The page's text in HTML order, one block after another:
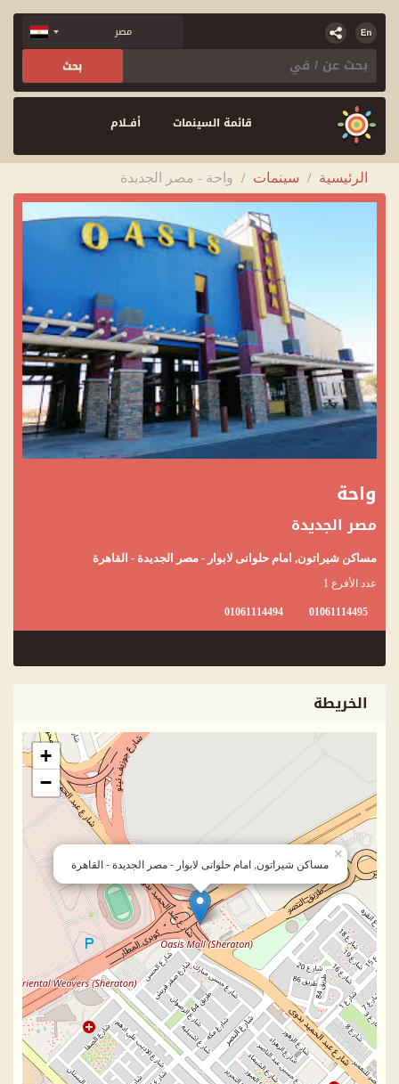
قائمة السينمات أفــلام
الرئيسية / سينمات / واحة - مصر الجديدة
واحة
مصر الجديدة
مساكن شيراتون, امام حلوانى لابوار - مصر الجديدة - القاهرة
عدد الأفرع 1
01061114495
01061114494
الخريطة
مساكن شيراتون, امام حلوانى لابوار - مصر الجديدة - القاهرة
×
+
−